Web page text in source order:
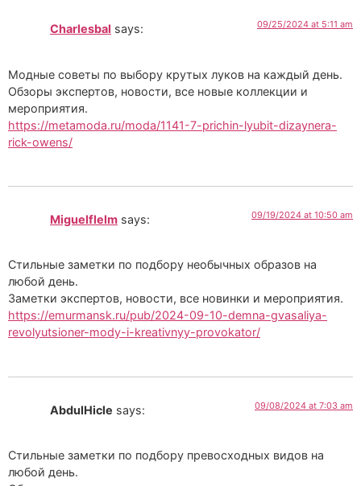
Charlesbal says: 09/25/2024 at 5:11 am
Модные советы по выбору крутых луков на каждый день.
Обзоры экспертов, новости, все новые коллекции и
мероприятия.
https://metamoda.ru/moda/1141-7-prichin-lyubit-dizaynera-
rick-owens/
Miguelflelm says: 09/19/2024 at 10:50 am
Стильные заметки по подбору необычных образов на
любой день.
Заметки экспертов, новости, все новинки и мероприятия.
https://emurmansk.ru/pub/2024-09-10-demna-gvasaliya-
revolyutsioner-mody-i-kreativnyy-provokator/
AbdulHicle says: 09/08/2024 at 7:03 am
Стильные заметки по подбору превосходных видов на
любой день.